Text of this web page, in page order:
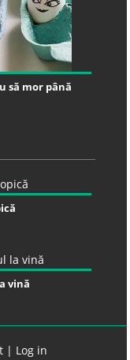
să mor până
vină
| Log in